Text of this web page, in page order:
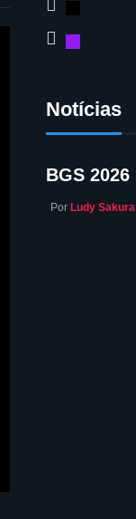
Notícias
BGS 2026
Por Ludy Sakura